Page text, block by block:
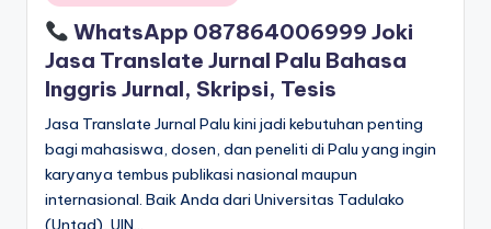
in
WhatsApp 087864006999 Joki
Jasa Translate Jurnal Palu Bahasa
Inggris Jurnal, Skripsi, Tesis
Jasa Translate Jurnal Palu kini jadi kebutuhan penting
bagi mahasiswa, dosen, dan peneliti di Palu yang ingin
karyanya tembus publikasi nasional maupun
internasional. Baik Anda dari Universitas Tadulako
(Untad), UIN…